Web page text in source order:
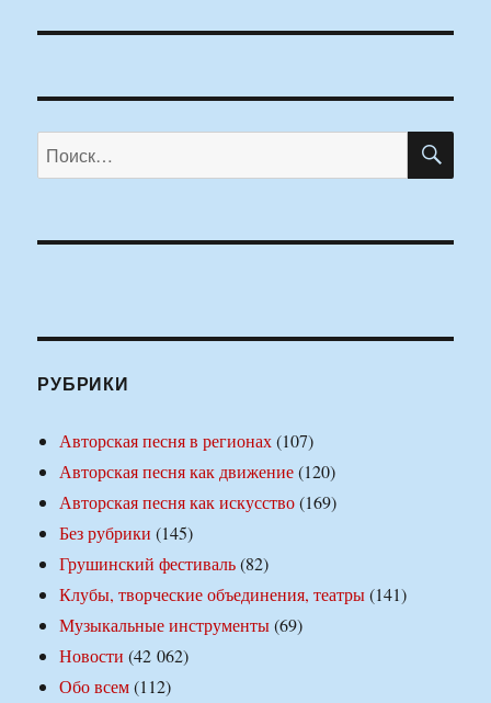
Искать:
РУБРИКИ
Авторская песня в регионах(107)
Авторская песня как движение(120)
Авторская песня как искусство(169)
Без рубрики (145)
Грушинский фестиваль(82)
Клубы, творческие объединения, театры(141)
Музыкальные инструменты(69)
Новости (42 062)
Обо всем(112)